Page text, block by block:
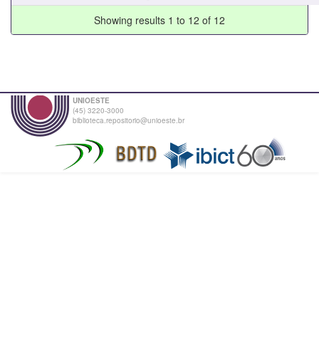
Showing results 1 to 12 of 12
UNIOESTE
(45) 3220-3000
biblioteca.repositorio@unioeste.br